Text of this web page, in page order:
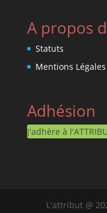
A propos
Statuts
Mentions Légales
Adhésion
J'adhère à
L'attribut @